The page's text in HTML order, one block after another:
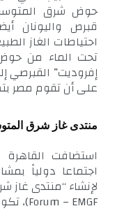
حوض شرق المتوسط
قبرص واليونان
احتياطات الغاز
إفروديت” القبرصي
على أن تقوم مصر
منتدى غاز شرق
اجتماعا دولياً
Forum – EMGF)، تكون القاهرة مقرا له.